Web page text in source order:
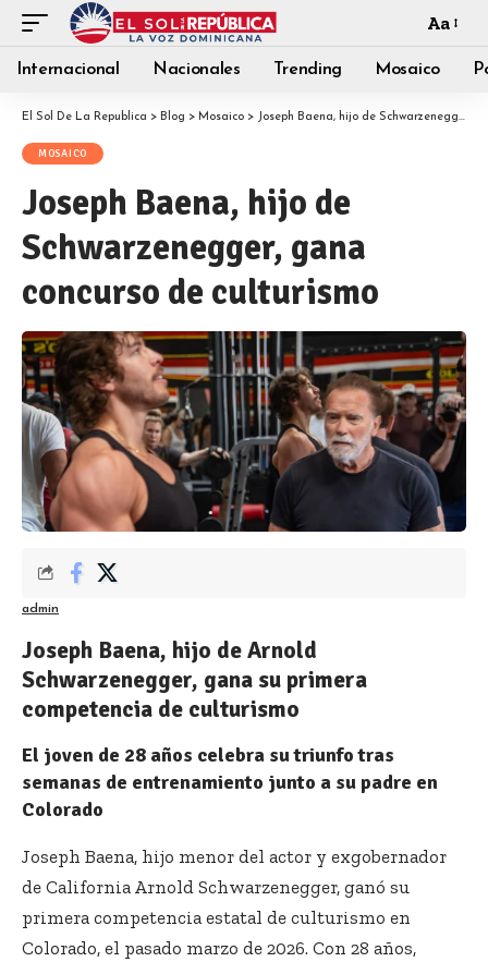
Aa
Internacional Nacionales Trending Mosaico
El Sol De La Republica > Blog > Mosaico > Joseph Baena, hijo de Schwarzenegger, gana concurso de culturismo
MOSAICO
Joseph Baena, hijo de
Schwarzenegger, gana
concurso de culturismo
admin
Joseph Baena, hijo de Arnold
Schwarzenegger, gana su primera
competencia de culturismo
El joven de 28 años celebra su triunfo tras
semanas de entrenamiento junto a su padre en
Colorado
Joseph Baena, hijo menor del actor y exgobernador
de California Arnold Schwarzenegger, ganó su
primera competencia estatal de culturismo en
Colorado, el pasado marzo de 2026. Con 28 años,